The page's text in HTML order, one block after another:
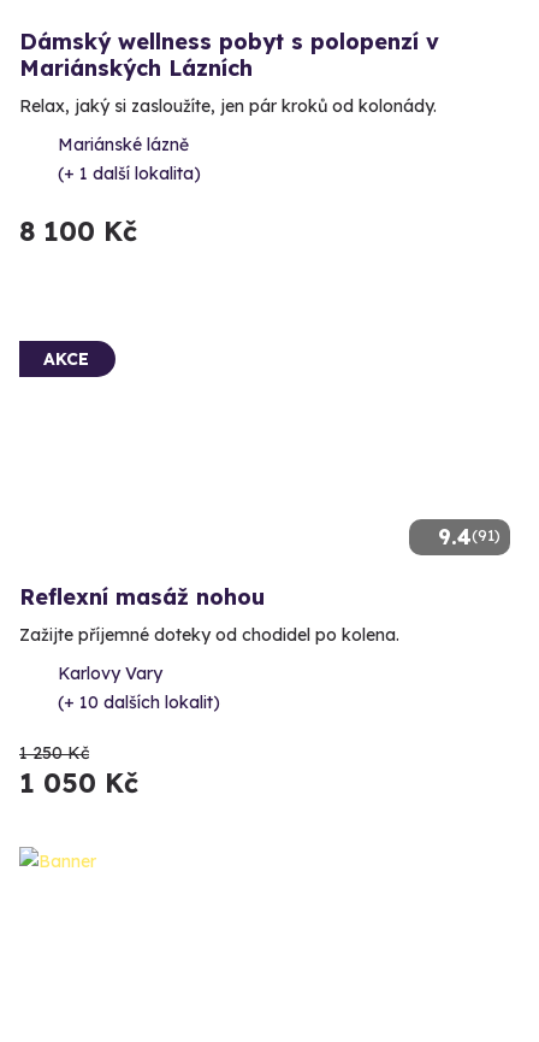
Dámský wellness pobyt s polopenzí v
Mariánských Lázních
Relax, jaký si zasloužíte, jen pár kroků od kolonády.
Mariánské lázně
(+ 1 další lokalita)
8 100 Kč
9.4(91)
AKCE
Reflexní masáž nohou
Zažijte příjemné doteky od chodidel po kolena.
Karlovy Vary
(+ 10 dalších lokalit)
1 250 Kč
1 050 Kč